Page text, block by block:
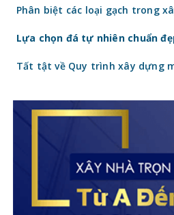
Phân biệt các loại gạch trong
Lựa chọn đá tự nhiên chuẩn
Tất tật về Quy trình xây dựng